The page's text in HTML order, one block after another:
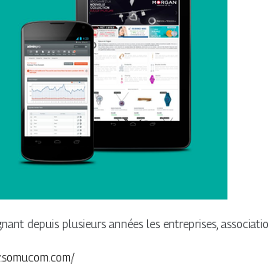
depuis plusieurs années les entreprises,